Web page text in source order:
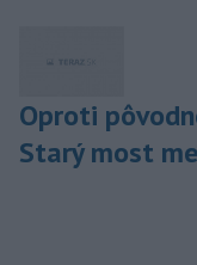
Oproti
Starý most